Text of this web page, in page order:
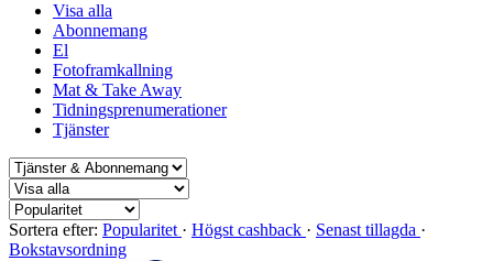
Visa alla
Abonnemang
El
Fotoframkallning
Mat & Take Away
Tidningsprenumerationer
Tjänster
Sortera efter: Popularitet · Högst cashback · Senast tillagda ·
Bokstavsordning